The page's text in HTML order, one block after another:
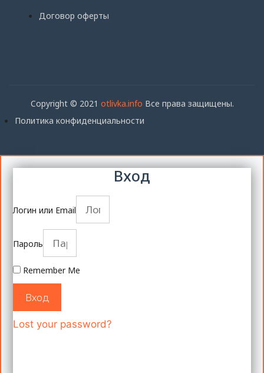
Договор оферты
Copyright © 2021 otlivka.info Все права защищены.
Политика конфиденциальности
Вход
Логин или Email
Пароль
Remember Me
Вход
Lost your password?